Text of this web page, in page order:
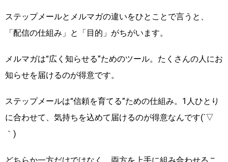
ステップメールとメルマガの違いをひとことで言うと、
「配信の仕組み」と「目的」がちがいます。
メルマガは“広く知らせる”ためのツール。たくさんの人にお
知らせを届けるのが得意です。
ステップメールは“信頼を育てる”ための仕組み。1人ひとり
に合わせて、気持ちを込めて届けるのが得意なんです(´▽
｀)
どちらか一方だけではなく、両方を上手に組み合わせるこ